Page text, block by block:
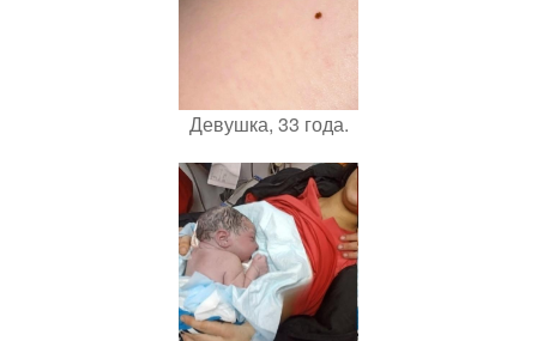
Девушка, 33 года.